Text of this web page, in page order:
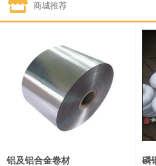
钯金
89,000—95,000
2#锑 85,000—91,000
1#镁 17,000—18,000
18,900—19,100
1#电解锰(99.7%袋装) 18,000—18,200
商城推荐
铝及铝合金卷材